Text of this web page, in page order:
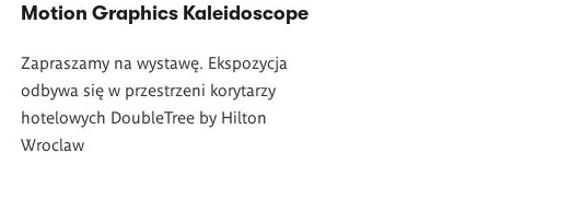
Motion Graphics Kaleidoscope
Zapraszamy na wystawę. Ekspozycja
odbywa się w przestrzeni korytarzy
hotelowych DoubleTree by Hilton
Wroclaw